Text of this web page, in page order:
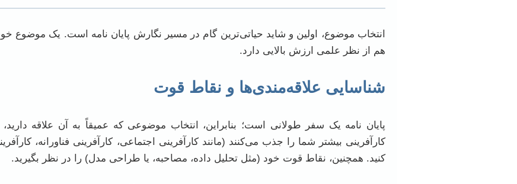
انتخاب موضوع، اولین و شاید حیاتی‌ترین گام در مسیر نگارش پایان نامه است. یک موضوع
هم از نظر علمی ارزش بالایی دارد.
شناسایی علاقه‌مندی‌ها و نقاط قوت
پایان نامه یک سفر طولانی است؛ بنابراین، انتخاب موضوعی که عمیقاً به آن علاقه
کارآفرینی بیشتر شما را جذب می‌کنند (مانند کارآفرینی اجتماعی، کارآفرینی فناورانه،
کنید. همچنین، نقاط قوت خود (مثل تحلیل داده، مصاحبه، یا طراحی مدل) را در نظر بگیرید.